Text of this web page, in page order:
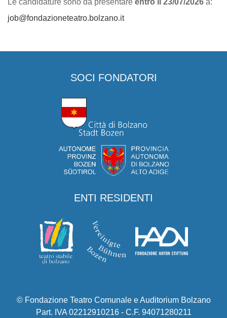
Le candidature sono da presentare entro il 23/07/2026 a:
job@fondazioneteatro.bolzano.it
SOCI FONDATORI
ENTI RESIDENTI
© Fondazione Teatro Comunale e Auditorium Bolzano
Part. IVA 02212910216 - C.F. 94071280211